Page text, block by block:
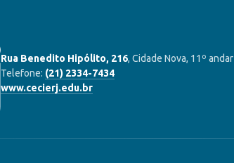
Rua Benedito Hipólito, 216, Cidade Nova, 11º andar
Telefone: (21) 2334-7434
www.cecierj.edu.br